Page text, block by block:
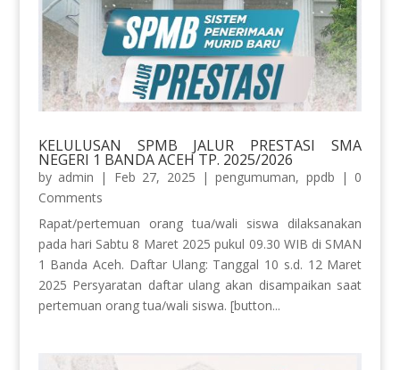
KELULUSAN SPMB JALUR PRESTASI SMA
NEGERI 1 BANDA ACEH TP. 2025/2026
by admin | Feb 27, 2025 |pengumuman, ppdb | 0
Comments
Rapat/pertemuan orang tua/wali siswa dilaksanakan
pada hari Sabtu 8 Maret 2025 pukul 09.30 WIB di SMAN
1 Banda Aceh. Daftar Ulang: Tanggal 10 s.d. 12 Maret
2025 Persyaratan daftar ulang akan disampaikan saat
pertemuan orang tua/wali siswa. [button...